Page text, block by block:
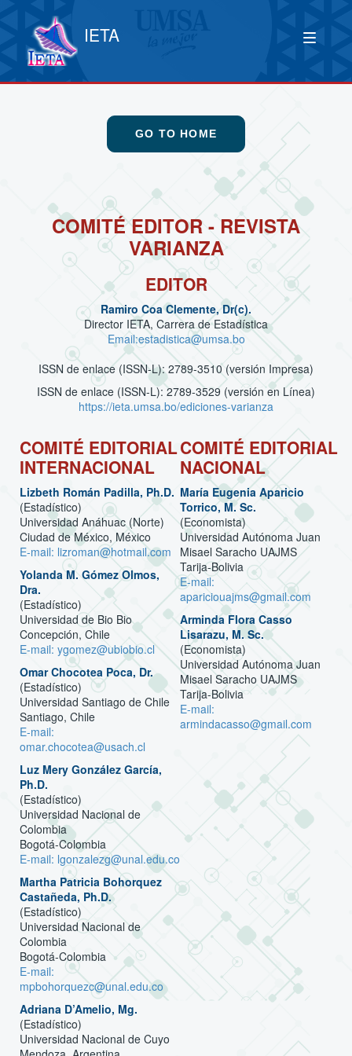
IETA
GO TO HOME
COMITÉ EDITOR - REVISTA
VARIANZA
EDITOR
Ramiro Coa Clemente, Dr(c).
Director IETA, Carrera de Estadística
Email:estadistica@umsa.bo
ISSN de enlace (ISSN-L): 2789-3510 (versión Impresa)
ISSN de enlace (ISSN-L): 2789-3529 (versión en Línea)
https://ieta.umsa.bo/ediciones-varianza
COMITÉ EDITORIAL
INTERNACIONAL
Lizbeth Román Padilla, Ph.D.
(Estadístico)
Universidad Anáhuac (Norte)
Ciudad de México, México
E-mail: lizroman@hotmail.com
Yolanda M. Gómez Olmos,
Dra.
(Estadístico)
Universidad de Bio Bio
Concepción, Chile
E-mail: ygomez@ubiobio.cl
Omar Chocotea Poca, Dr.
(Estadístico)
Universidad Santiago de Chile
Santiago, Chile
E-mail:
omar.chocotea@usach.cl
Luz Mery González García,
Ph.D.
(Estadístico)
Universidad Nacional de
Colombia
Bogotá-Colombia
E-mail: lgonzalezg@unal.edu.co
Martha Patricia Bohorquez
Castañeda, Ph.D.
(Estadístico)
Universidad Nacional de
Colombia
Bogotá-Colombia
E-mail:
mpbohorquezc@unal.edu.co
Adriana D’Amelio, Mg.
(Estadístico)
Universidad Nacional de Cuyo
COMITÉ EDITORIAL
NACIONAL
María Eugenia Aparicio
Torrico, M. Sc.
(Economista)
Universidad Autónoma Juan
Misael Saracho UAJMS
Tarija-Bolivia
E-mail:
apariciouajms@gmail.com
Arminda Flora Casso
Lisarazu, M. Sc.
(Economista)
Universidad Autónoma Juan
Misael Saracho UAJMS
Tarija-Bolivia
E-mail:
armindacasso@gmail.com